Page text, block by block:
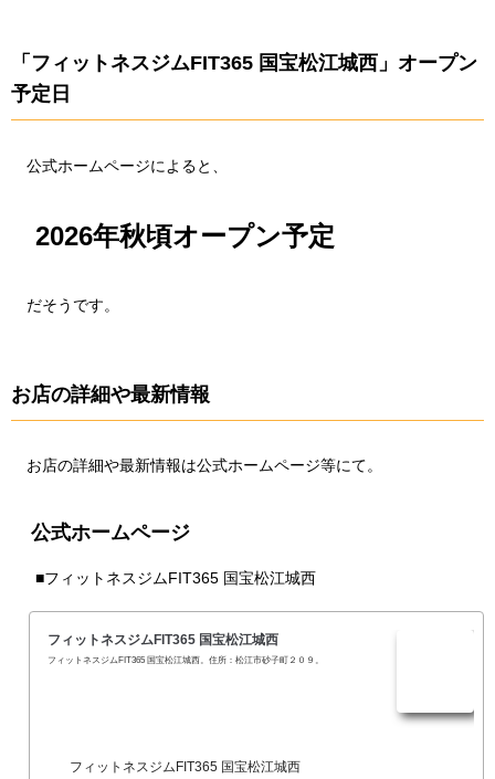
「フィットネスジムFIT365 国宝松江城西」オープン
予定日
公式ホームページによると、
2026年秋頃オープン予定
だそうです。
お店の詳細や最新情報
お店の詳細や最新情報は公式ホームページ等にて。
公式ホームページ
■フィットネスジムFIT365 国宝松江城西
フィットネスジムFIT365 国宝松江城西
フィットネスジムFIT365 国宝松江城西。住所：松江市砂子町２０９。
フィットネスジムFIT365 国宝松江城西